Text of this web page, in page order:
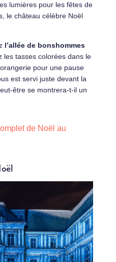
lumières pour les fêtes de
le château célèbre Noël
l’allée de bonshommes
les tasses colorées dans le
pour une pause
est servi juste devant la
être se montrera-t-il un
de Noël au